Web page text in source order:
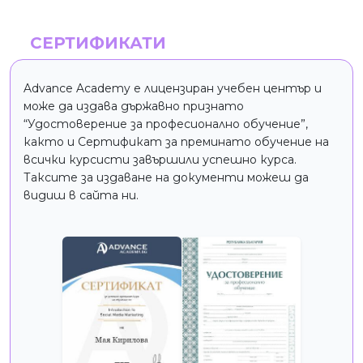
корпоративна
идентичност,
дизайн на
опаковки и
работещи
уебсайтове. В
портфолиото ѝ
има клиенти
като Digital
Heidelberg
Cement Group,
Schwarzkopf,
Victorinox,
University in
Bulgaria, Variety
Foods Canada и
СЕРТИФИКАТИ
Advance Academy е лицензиран учебен център и
може да издава държавно признато
“Удостоверение за професионално обучение”,
както и Сертификат за преминато обучение на
всички курсисти завършили успешно курса.
Таксите за издаване на документи можеш да
видиш в сайта ни.